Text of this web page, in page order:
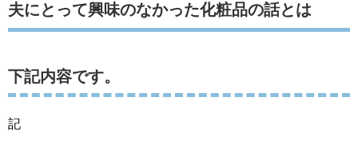
夫にとって興味のなかった化粧品の話とは
下記内容です。
記